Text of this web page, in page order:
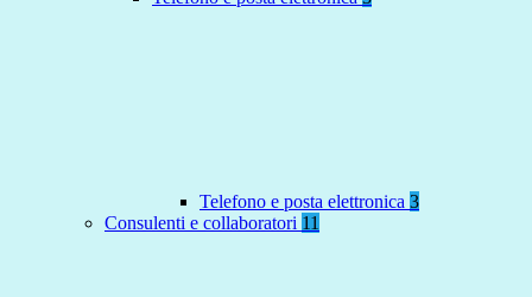
Telefono e posta elettronica 3
Consulenti e collaboratori 11